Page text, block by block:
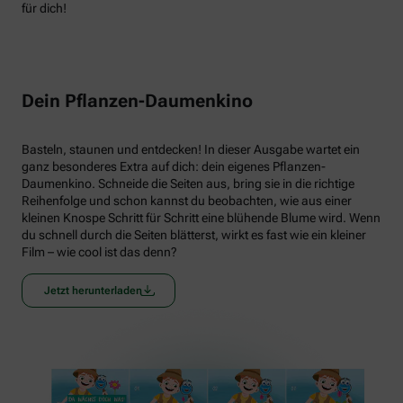
für dich!
Dein Pflanzen-Daumenkino
Basteln, staunen und entdecken! In dieser Ausgabe wartet ein
ganz besonderes Extra auf dich: dein eigenes Pflanzen-
Daumenkino. Schneide die Seiten aus, bring sie in die richtige
Reihenfolge und schon kannst du beobachten, wie aus einer
kleinen Knospe Schritt für Schritt eine blühende Blume wird. Wenn
du schnell durch die Seiten blätterst, wirkt es fast wie ein kleiner
Film – wie cool ist das denn?
Jetzt herunterladen